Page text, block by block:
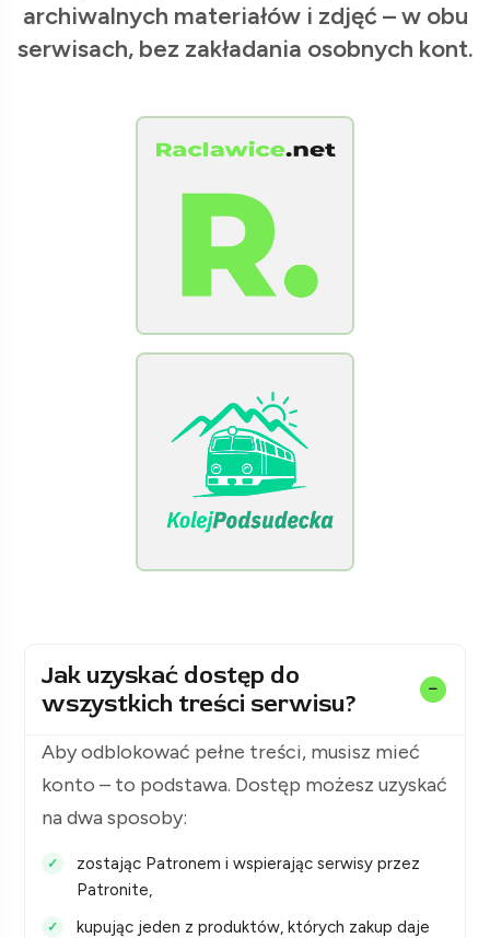
archiwalnych materiałów i zdjęć – w obu
serwisach, bez zakładania osobnych kont.
Jak uzyskać dostęp do
wszystkich treści serwisu?
Aby odblokować pełne treści, musisz mieć
konto – to podstawa. Dostęp możesz uzyskać
na dwa sposoby:
zostając Patronem i wspierając serwisy przez
Patronite,
kupując jeden z produktów, których zakup daje